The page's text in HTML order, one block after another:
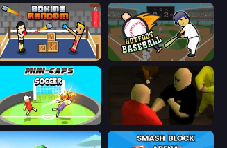
Boxing Random Hotfoot Baseball
Mini-Caps: Soccer